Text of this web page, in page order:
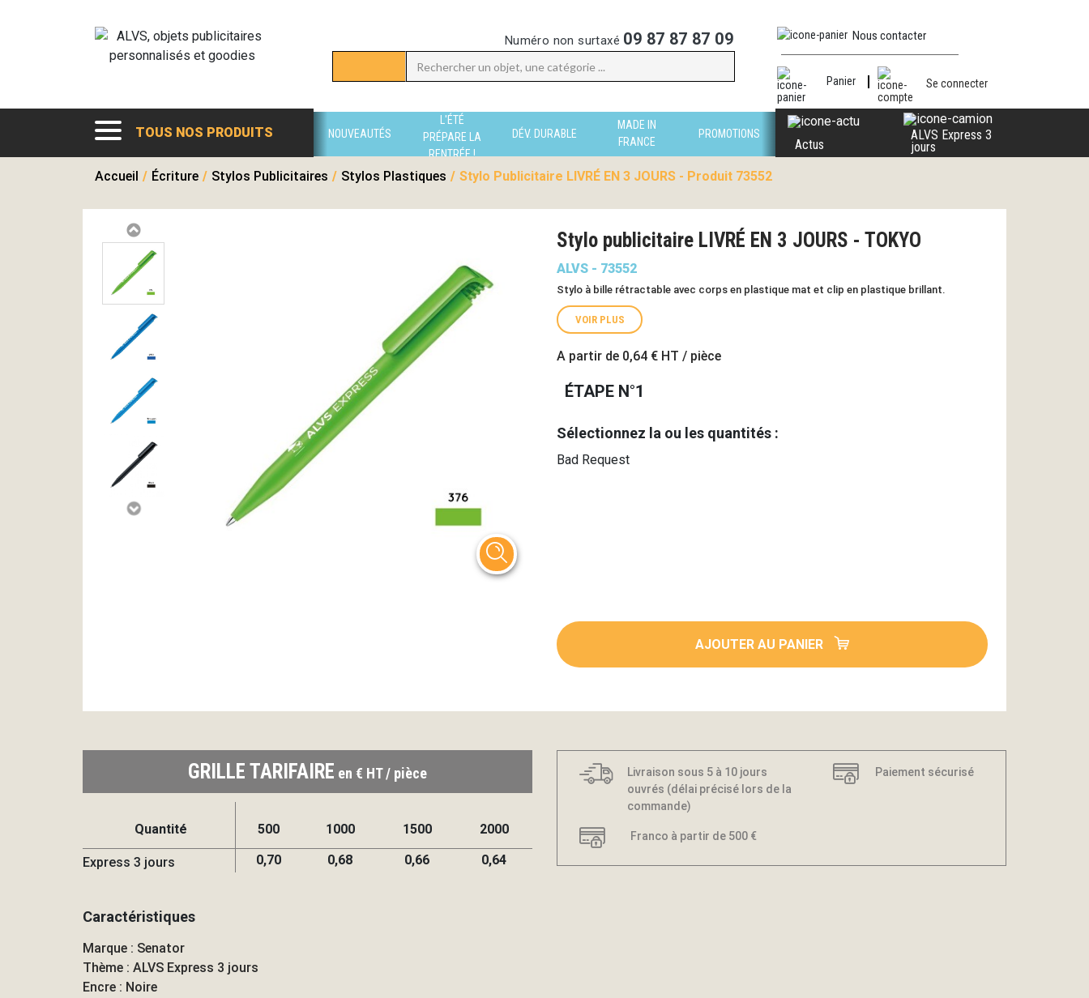
Numéro non surtaxé 09 87 87 87 09 Nous contacter
Panier Se connecter
TOUS NOS PRODUITS NOUVEAUTÉS
L'ÉTÉ
PRÉPARE LA
RENTRÉE !
DÉV. DURABLE
MADE IN
FRANCE
PROMOTIONS
Actus
ALVS Express 3
jours
Accueil / Écriture / Stylos Publicitaires / Stylos Plastiques / Stylo Publicitaire LIVRÉ EN 3 JOURS - Produit 73552
Stylo publicitaire LIVRÉ EN 3 JOURS - TOKYO
ALVS - 73552
Stylo à bille rétractable avec corps en plastique mat et clip en plastique brillant.
VOIR PLUS
A partir de 0,64 € HT / pièce
ÉTAPE N°1
Sélectionnez la ou les quantités :
Bad Request
AJOUTER AU PANIER
GRILLE TARIFAIRE en € HT / pièce
Quantité 500 1000 1500 2000
Express 3 jours 0,70 0,68 0,66 0,64
Caractéristiques
Marque : Senator
Thème : ALVS Express 3 jours
Encre : Noire
Livraison sous 5 à 10 jours
ouvrés (délai précisé lors de la
commande)
Paiement sécurisé
Franco à partir de 500 €